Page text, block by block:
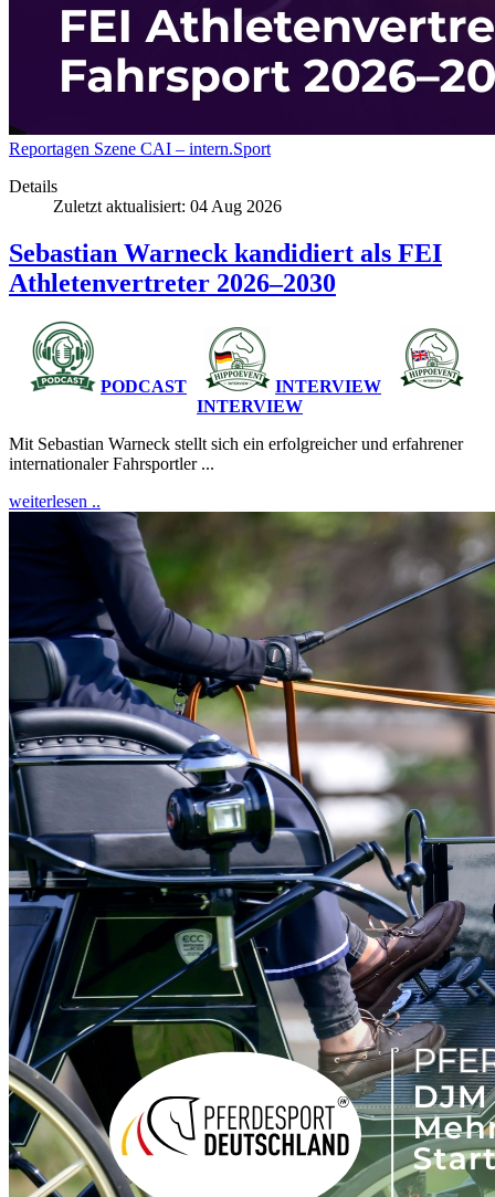
Reportagen Szene CAI – intern.Sport
Details
Zuletzt aktualisiert: 04 Aug 2026
Sebastian Warneck kandidiert als FEI
Athletenvertreter 2026–2030
PODCAST
INTERVIEW
INTERVIEW
Mit Sebastian Warneck stellt sich ein erfolgreicher und erfahrener
internationaler Fahrsportler ...
weiterlesen ..